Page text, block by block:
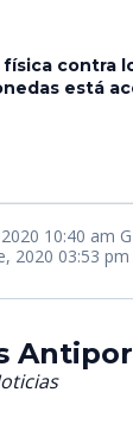
física contra
está
10:40 am
2020 03:53